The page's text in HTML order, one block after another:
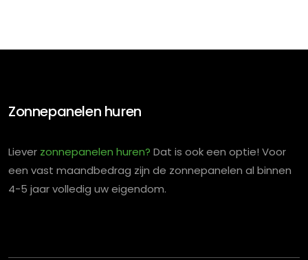
Zonnepanelen huren
Liever zonnepanelen huren? Dat is ook een optie! Voor
een vast maandbedrag zijn de zonnepanelen al binnen
4-5 jaar volledig uw eigendom.